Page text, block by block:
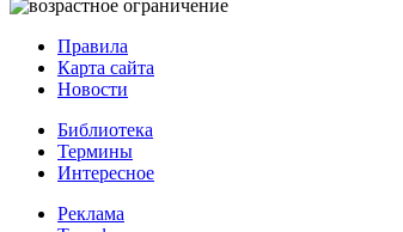
Правила
Карта сайта
Новости
Библиотека
Термины
Интересное
Реклама